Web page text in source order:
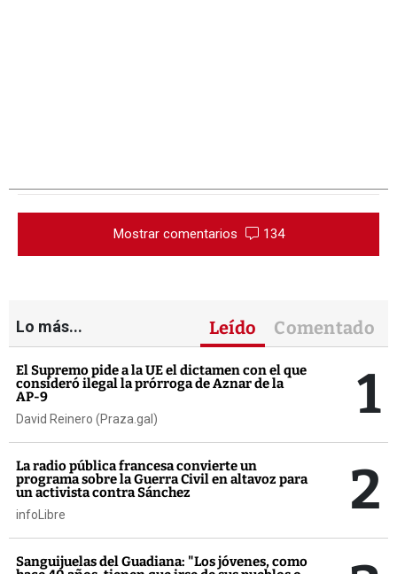
Mostrar comentarios 134
Lo más... Leído Comentado
El Supremo pide a la UE el dictamen con el que
consideró ilegal la prórroga de Aznar de la
AP-9
David Reinero (Praza.gal) 1
La radio pública francesa convierte un
programa sobre la Guerra Civil en altavoz para
un activista contra Sánchez
infoLibre 2
Sanguijuelas del Guadiana: "Los jóvenes, como